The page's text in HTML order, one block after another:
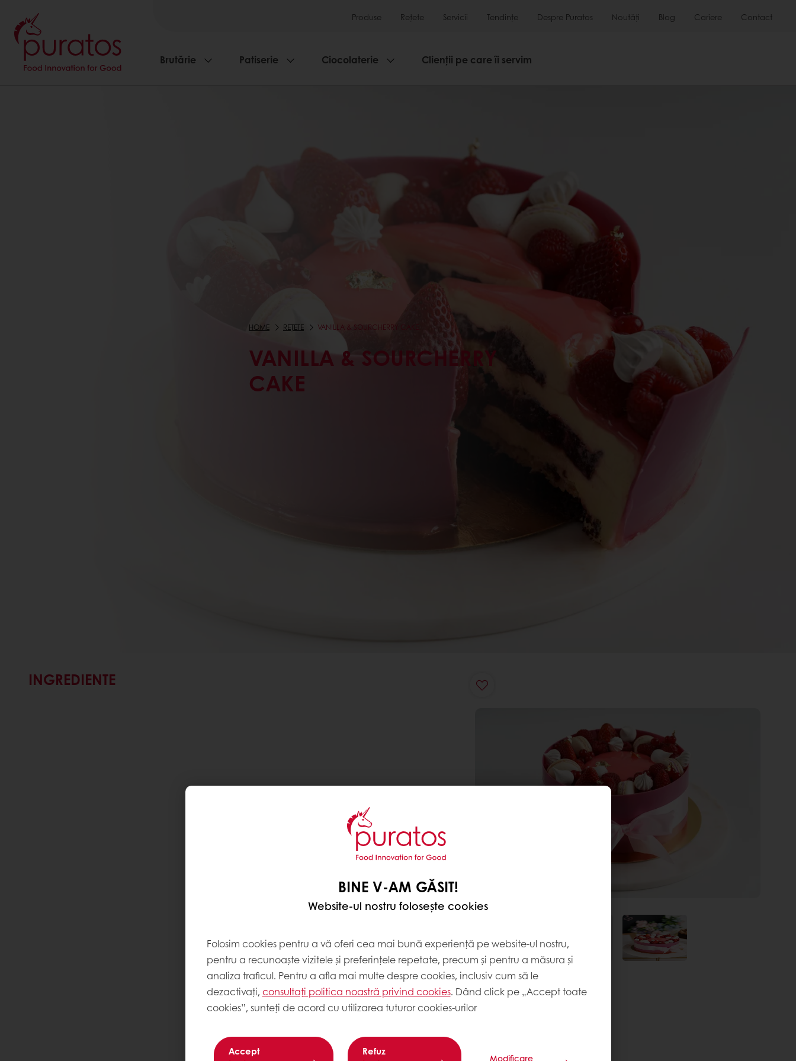
Produse Rețete Servicii Tendințe Despre Puratos Noutăți Blog Cariere Contact
Brutărie Patiserie Ciocolaterie Clienții pe care îi servim
HOME REȚETE VANILLA & SOURCHERRY CAKE
VANILLA & SOURCHERRY
CAKE
INGREDIENTE
BINE V-AM GĂSIT!
Website-ul nostru folosește cookies
Folosim cookies pentru a vă oferi cea mai bună experiență pe website-ul nostru,
pentru a recunoaște vizitele și preferințele repetate, precum și pentru a măsura și
analiza traficul. Pentru a afla mai multe despre cookies, inclusiv cum să le
dezactivați, consultați politica noastră privind cookies. Dând click pe „Accept toate
cookies”, sunteți de acord cu utilizarea tuturor cookies-urilor
Accept
Refuz
Modificare